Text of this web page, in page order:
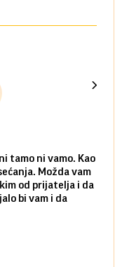
tamo ni vamo. Kao
Možda vam
od prijatelja i da
bi vam i da